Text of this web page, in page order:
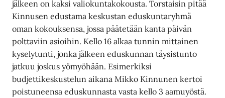
jälkeen on kaksi valiokuntakokousta. Torstaisin pitää
Kinnusen edustama keskustan eduskuntaryhmä
oman kokouksensa, jossa päätetään kanta päivän
polttaviin asioihin. Kello 16 alkaa tunnin mittainen
kyselytunti, jonka jälkeen eduskunnan täysistunto
jatkuu joskus yömyöhään. Esimerkiksi
budjettikeskustelun aikana Mikko Kinnunen kertoi
poistuneensa eduskunnasta vasta kello 3 aamuyöstä.